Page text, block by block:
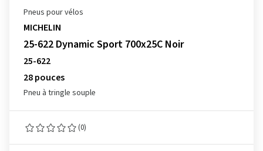
Pneus pour vélos
MICHELIN
25-622 Dynamic Sport 700x25C Noir
25-622
28 pouces
Pneu à tringle souple
(0)